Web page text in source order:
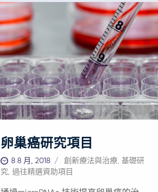
下降和社會孤立使口腔癌患者群體的
自殺率居所有癌症之首。儘管近年來
醫學影像、外科手術、放射治療和全
身治療均取得進展，但口腔癌患者總
生存率在過去十年僅提高了5%。 總體
來說，Privo的首發產品可以滿足腫瘤
學領域部分尚未得到滿足的需求。
PRV111局部系統： 防止原位癌/高危異
常增生的惡化：PRV111或能防止可及
的高危病變惡化成侵襲性癌症，還能
要，而手術會破壞口腔的形態和功
能。 案例包括高危口腔和宮頸異常增
生。 治療侵襲性局部區域可及腫瘤：
黏膜及皮膚腫瘤等癌症可採用PRV111
局部治療。PRV111局部系統可用於新
卵巢癌研究項目
8 8 月, 2018 創新療法與治療,基礎研
究, 過往精選資助項目